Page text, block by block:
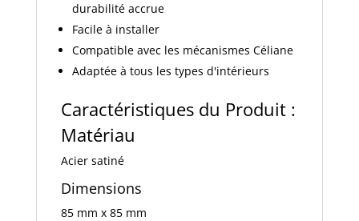
durabilité accrue
Facile à installer
Compatible avec les mécanismes Céliane
Adaptée à tous les types d'intérieurs
Caractéristiques du Produit :
Matériau
Acier satiné
Dimensions
85 mm x 85 mm